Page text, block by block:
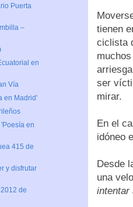
tienen
ciclista
ser
mirar.
En el
idóneo
Desde
una
intentar
Puerta
–
en
Vía
en Madrid'
en
415 de
y disfrutar
de